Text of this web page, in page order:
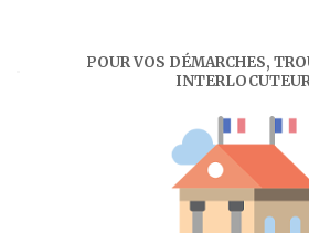
POUR VOS DÉMARCHES,